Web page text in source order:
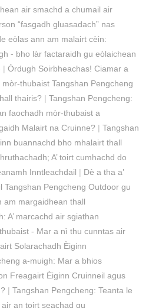
air smachd a chumail air
“fasgadh gluasadach” nas
eòlas ann am malairt cèin:
- bho làr factaraidh gu eòlaichean
| Òrdugh Soirbheachas! Ciamar a
thubaist Tangshan Pengcheng
thairis? | Tangshan Pengcheng:
faochadh mòr-thubaist a
Malairt na Cruinne? | Tangshan
buannachd bho mhalairt thall
A’ toirt cumhachd do
Inntleachdail | Dè a tha a’
Pengcheng Outdoor gu
am margaidhean thall
A’ marcachd air sgiathan
- Mar a nì thu cunntas air
Solarachadh Èiginn
a-muigh: Mar a bhios
Freagairt Èiginn Cruinneil agus
| Tangshan Pengcheng: Teanta le
an toirt seachad gu